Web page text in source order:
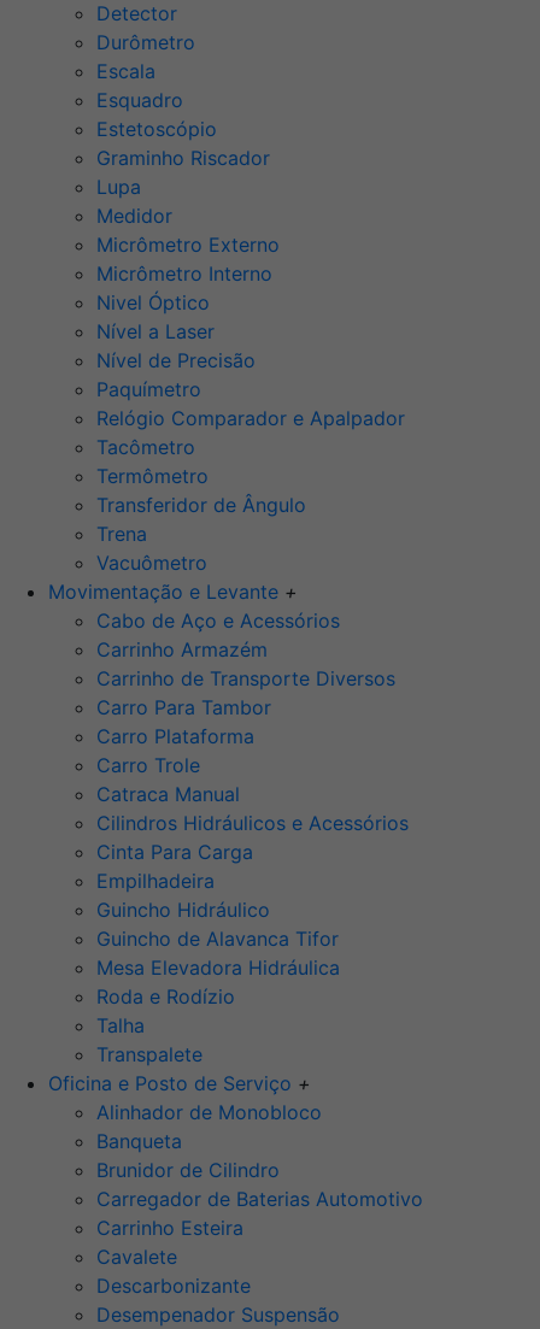
Detector
Durômetro
Escala
Esquadro
Estetoscópio
Graminho Riscador
Lupa
Medidor
Micrômetro Externo
Micrômetro Interno
Nivel Óptico
Nível a Laser
Nível de Precisão
Paquímetro
Relógio Comparador e Apalpador
Tacômetro
Termômetro
Transferidor de Ângulo
Trena
Vacuômetro
Movimentação e Levante +
Cabo de Aço e Acessórios
Carrinho Armazém
Carrinho de Transporte Diversos
Carro Para Tambor
Carro Plataforma
Carro Trole
Catraca Manual
Cilindros Hidráulicos e Acessórios
Cinta Para Carga
Empilhadeira
Guincho Hidráulico
Guincho de Alavanca Tifor
Mesa Elevadora Hidráulica
Roda e Rodízio
Talha
Transpalete
Oficina e Posto de Serviço +
Alinhador de Monobloco
Banqueta
Brunidor de Cilindro
Carregador de Baterias Automotivo
Carrinho Esteira
Cavalete
Descarbonizante
Desempenador Suspensão